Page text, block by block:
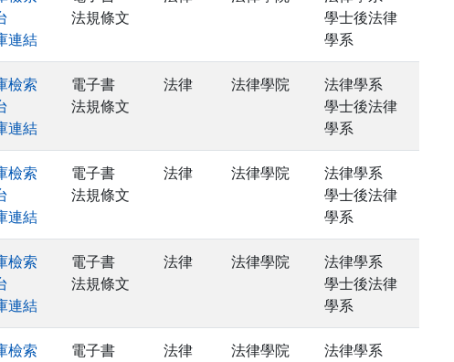
連結
法規條文
學士後法律
學系
檢索
連結
電子書
法規條文
法律 法律學院
法律學系
學士後法律
學系
檢索
連結
電子書
法規條文
法律 法律學院
法律學系
學士後法律
學系
檢索
連結
電子書
法規條文
法律 法律學院
法律學系
學士後法律
學系
檢索
電子書
法律 法律學院
法律學系